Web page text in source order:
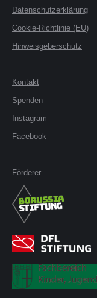
Datenschutzerklärung
Cookie-Richtlinie (EU)
Hinweisgeberschutz
Kontakt
Spenden
Instagram
Facebook
Förderer